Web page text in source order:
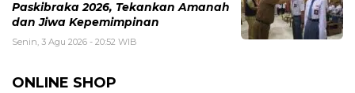
Paskibraka 2026, Tekankan Amanah
dan Jiwa Kepemimpinan
Senin, 3 Agu 2026 - 20:52 WIB
ONLINE SHOP